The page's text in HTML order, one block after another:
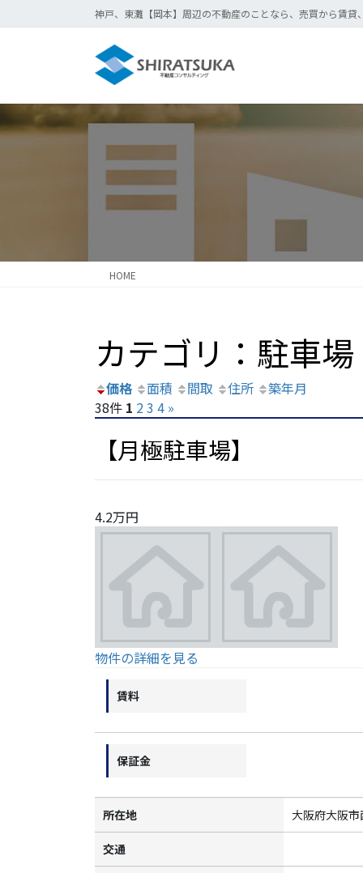
ン
に
移
ビ
ョ
ン
神戸、東灘【岡本】周辺の不動産のことなら、売買から賃貸
HOME
カテゴリ：駐車場
価格 面積 間取 住所
築年月
38件 1 2 3 4 »
【月極駐車場】
4.2万円
物件の詳細を見る
賃料
保証金
所在地 大阪府大阪
交通